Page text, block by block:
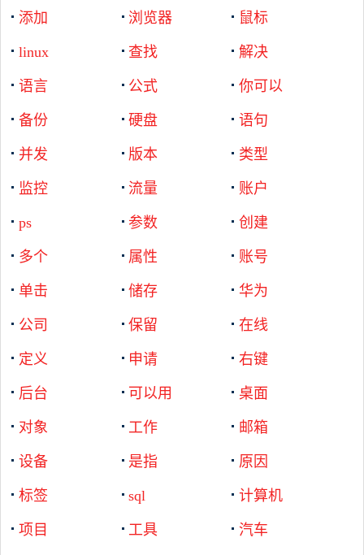
添加 浏览器 鼠标
linux 查找 解决
语言 公式 你可以
备份 硬盘 语句
并发 版本 类型
监控 流量 账户
ps 参数 创建
多个 属性 账号
单击 储存 华为
公司 保留 在线
定义 申请 右键
后台 可以用 桌面
对象 工作 邮箱
设备 是指 原因
标签 sql 计算机
项目 工具 汽车